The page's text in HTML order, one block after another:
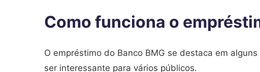
Como funciona o
O empréstimo do Banco BMG se destaca em
ser interessante para vários públicos.